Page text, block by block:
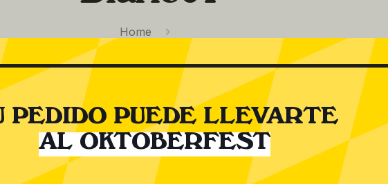
Home
PEDIDO PUEDE LLEVARTE
AL OKTOBERFEST